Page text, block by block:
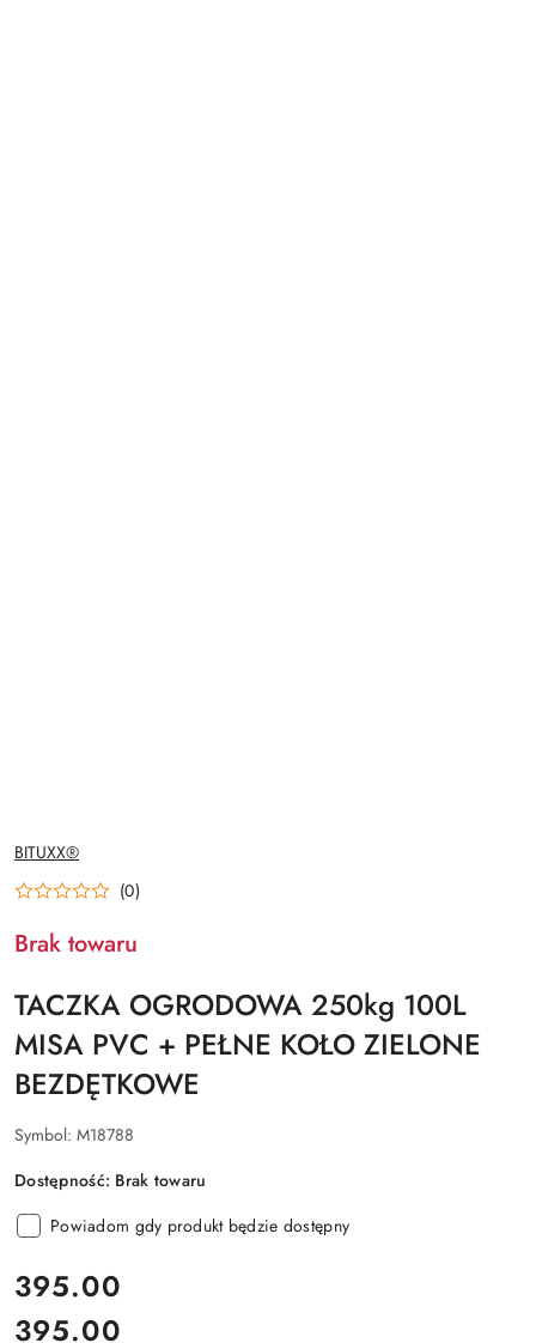
NAZWA
PRODUCENTA:
BITUXX®
(0)
Brak towaru
TACZKA OGRODOWA 250kg 100L
MISA PVC + PEŁNE KOŁO ZIELONE
BEZDĘTKOWE
Symbol: M18788
Dostępność: Brak towaru
Powiadom gdy produkt będzie dostępny
cena:
395.00
Cena:
395.00